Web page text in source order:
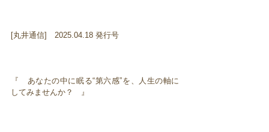
[丸井通信] 2025.04.18 発行号
『 あなたの中に眠る“第六感”を、人生の軸に
してみませんか？ 』